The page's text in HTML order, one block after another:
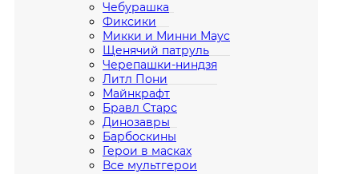
Чебурашка
Фиксики
Микки и Минни Маус
Щенячий патруль
Черепашки-ниндзя
Литл Пони
Майнкрафт
Бравл Старс
Динозавры
Барбоскины
Герои в масках
Все мультгерои